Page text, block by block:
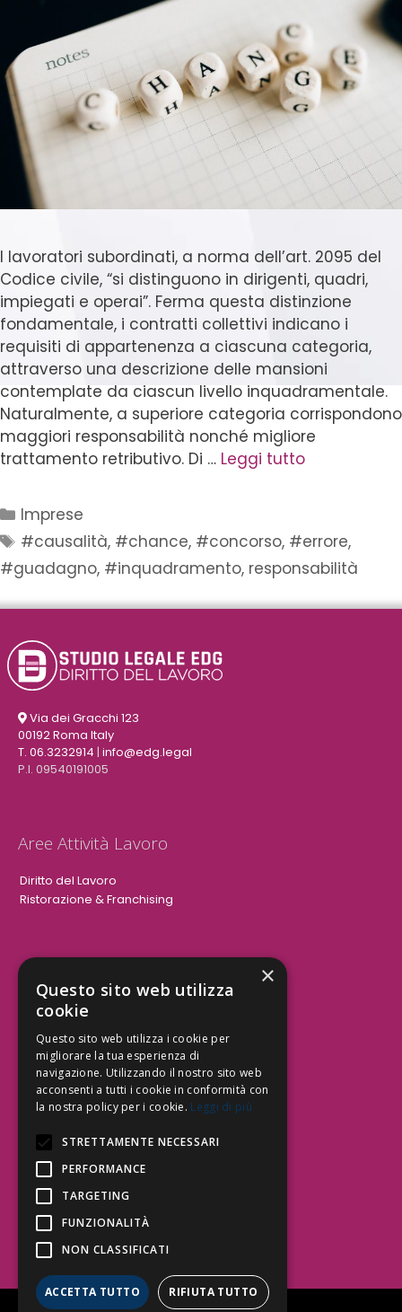
I lavoratori subordinati, a norma dell’art. 2095 del
Codice civile, “si distinguono in dirigenti, quadri,
impiegati e operai”. Ferma questa distinzione
fondamentale, i contratti collettivi indicano i
requisiti di appartenenza a ciascuna categoria,
attraverso una descrizione delle mansioni
contemplate da ciascun livello inquadramentale.
Naturalmente, a superiore categoria corrispondono
maggiori responsabilità nonché migliore
trattamento retributivo. Di … Leggi tutto
Imprese
#causalità, #chance, #concorso, #errore,
#guadagno, #inquadramento, responsabilità
Via dei Gracchi 123
00192 Roma Italy
T. 06.3232914 | info@edg.legal
P.I. 09540191005
Aree Attività Lavoro
Diritto del Lavoro
Ristorazione & Franchising
Aree Attività Civile
Tutele del Credito
Responsabilità Civile
Contrattualistica
Segui lo Studio EDG sui social.
Invia messaggio
T. 06.3232914
info@edg.legal
Privacy Policy|Cookie Policy
×
Questo sito web utilizza
cookie
Questo sito web utilizza i cookie per
migliorare la tua esperienza di
navigazione. Utilizzando il nostro sito web
acconsenti a tutti i cookie in conformità con
la nostra policy per i cookie. Leggi di più
STRETTAMENTE NECESSARI
PERFORMANCE
TARGETING
FUNZIONALITÀ
NON CLASSIFICATI
ACCETTA TUTTO RIFIUTA TUTTO